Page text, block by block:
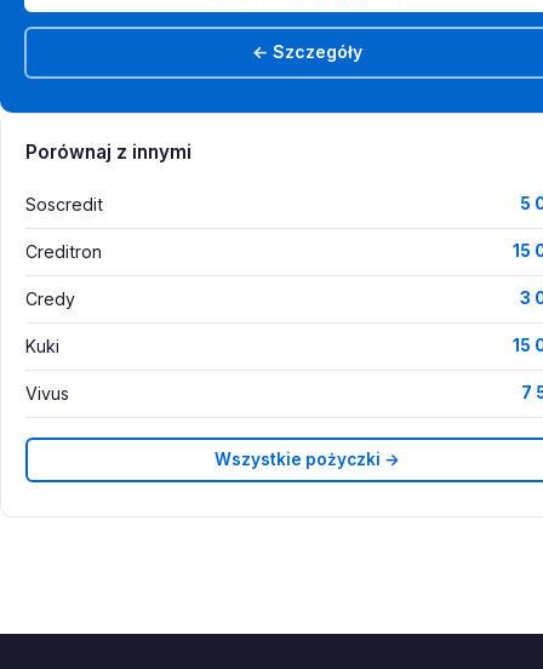
← Szczegóły
Porównaj z innymi
Soscredit 5
Creditron 15
Credy 3
Kuki 15
Vivus 7
Wszystkie pożyczki →